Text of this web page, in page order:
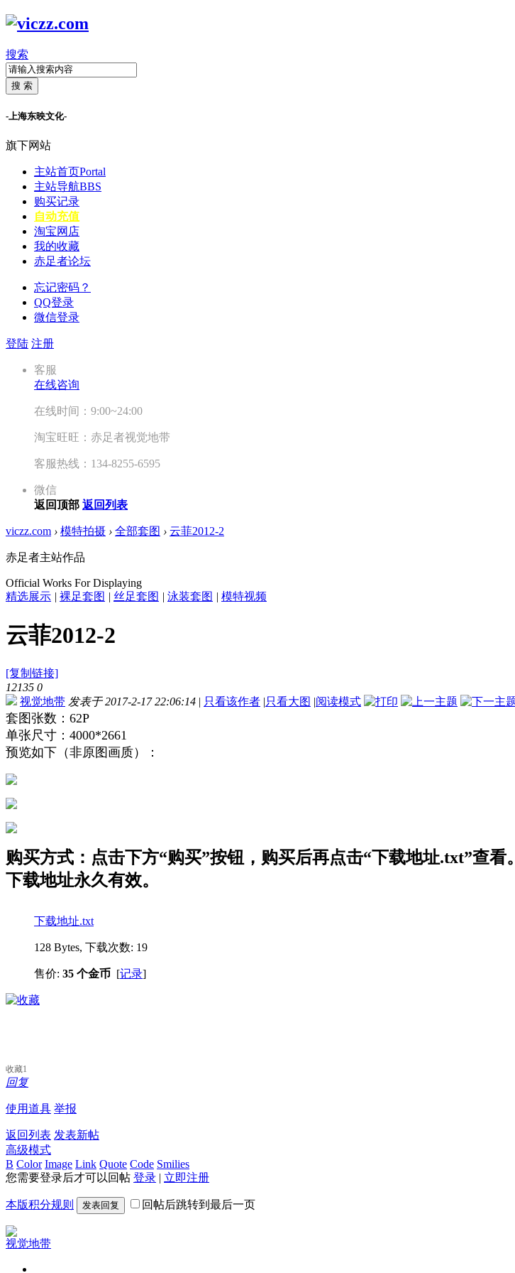
搜索
搜 索
-上海东映文化-
旗下网站
主站首页Portal
主站导航BBS
购买记录
自动充值
淘宝网店
我的收藏
赤足者论坛
忘记密码？
QQ登录
微信登录
登陆 注册
客服
在线咨询
在线时间：9:00~24:00
淘宝旺旺：赤足者视觉地带
客服热线：134-8255-6595
微信
返回顶部 返回列表
viczz.com › 模特拍摄 › 全部套图 › 云菲2012-2
赤足者主站作品
Official Works For Displaying
精选展示 | 裸足套图 | 丝足套图 | 泳装套图 | 模特视频
云菲2012-2
[复制链接]
12135 0
视觉地带 发表于 2017-2-17 22:06:14 | 只看该作者 |只看大图 |阅读模式
套图张数：62P
单张尺寸：4000*2661
预览如下（非原图画质）：
购买方式：点击下方“购买”按钮，购买后再点击“下载地址.txt”查看。
下载地址永久有效。
下载地址.txt
128 Bytes, 下载次数: 19
售价: 35 个金币 [记录]
收藏1
回复
使用道具 举报
返回列表 发表新帖
高级模式
B Color Image Link Quote Code Smilies
您需要登录后才可以回帖 登录 | 立即注册
本版积分规则 发表回复 回帖后跳转到最后一页
视觉地带